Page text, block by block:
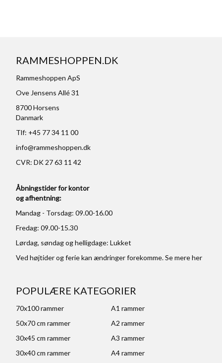
RAMMESHOPPEN.DK
Rammeshoppen ApS
Ove Jensens Allé 31
8700 Horsens
Danmark
Tlf: +45 77 34 11 00
info@rammeshoppen.dk
CVR: DK 27 63 11 42
Åbningstider for kontor
og afhentning:
Mandag - Torsdag: 09.00-16.00
Fredag: 09.00-15.30
Lørdag, søndag og helligdage: Lukket
Ved højtider og ferie kan ændringer forekomme. Se mereher
POPULÆRE KATEGORIER
70x100 rammer
A1 rammer
50x70 cm rammer
A2 rammer
30x45 cm rammer
A3 rammer
30x40 cm rammer
A4 rammer